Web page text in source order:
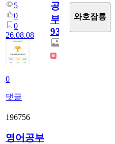
5
0
0
26.08.08
0
댓글
공
부
931
와호잠룡
196756
영어공부